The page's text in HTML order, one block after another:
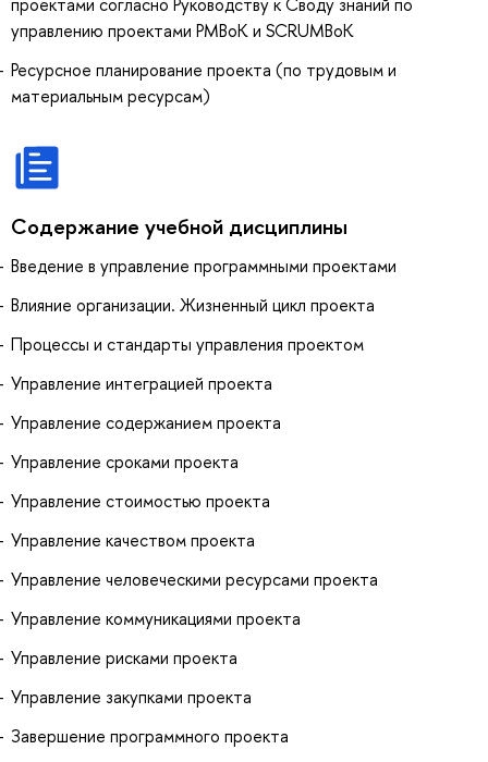
управлению проектами PMBoK и SCRUMBoK
Ресурсное планирование проекта (по трудовым и
материальным ресурсам)
Содержание учебной дисциплины
Введение в управление программными проектами
Влияние организации. Жизненный цикл проекта
Процессы и стандарты управления проектом
Управление интеграцией проекта
Управление содержанием проекта
Управление сроками проекта
Управление стоимостью проекта
Управление качеством проекта
Управление человеческими ресурсами проекта
Управление коммуникациями проекта
Управление рисками проекта
Управление закупками проекта
Завершение программного проекта